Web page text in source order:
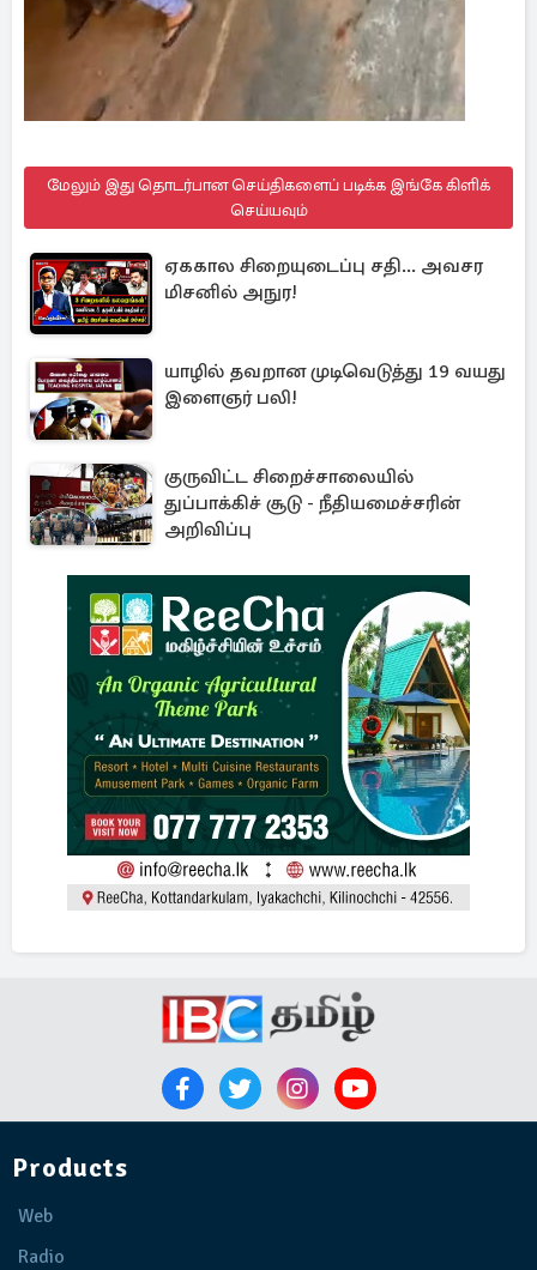
மேலும் இது தொடர்பான செய்திகளைப் படிக்க இங்கே கிளிக்
செய்யவும்
ஏககால சிறையுடைப்பு சதி... அவசர
மிசனில் அநுர!
யாழில் தவறான முடிவெடுத்து 19 வயது
இளைஞர் பலி!
குருவிட்ட சிறைச்சாலையில்
துப்பாக்கிச் சூடு - நீதியமைச்சரின்
அறிவிப்பு
Products
Web
Radio